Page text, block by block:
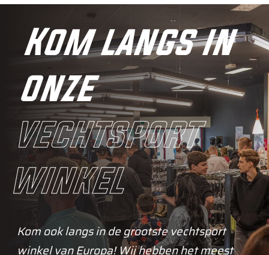
Kom langs in
onze
vechtsport
winkel
Kom ook langs in de grootste vechtsport
winkel van Europa! Wij hebben het meest